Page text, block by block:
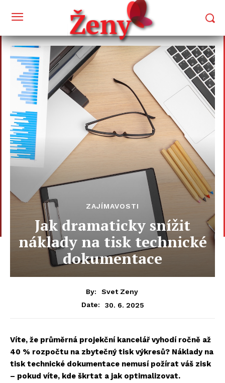
ZAJÍMAVOSTI
Jak dramaticky snížit
náklady na tisk technické
dokumentace
By:
Svet Zeny
Date:
30. 6. 2025
Víte, že průměrná projekční kancelář vyhodí ročně až
40 % rozpočtu na zbytečný tisk výkresů? Náklady na
tisk technické dokumentace nemusí požírat váš zisk
– pokud víte, kde škrtat a jak optimalizovat.